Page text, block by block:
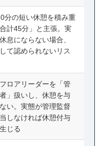
分の短い休憩を積み重
計45分」と主張。実
息にならない場合、
て認められないリス
ロアリーダーを「管
」扱いし、休憩を与
い。実態が管理監督
しなければ休憩付与
じる